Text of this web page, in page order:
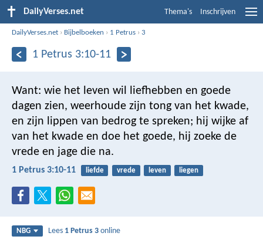
DailyVerses.net Thema's Inschrijven
DailyVerses.net › Bijbelboeken › 1 Petrus ›3
1 Petrus 3:10-11
Want: wie het leven wil liefhebben en goede
dagen zien, weerhoude zijn tong van het kwade,
en zijn lippen van bedrog te spreken; hij wijke af
van het kwade en doe het goede, hij zoeke de
vrede en jage die na.
1 Petrus 3:10-11 liefde vrede leven liegen
NBG Lees 1 Petrus 3 online